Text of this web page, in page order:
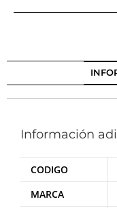
Información
CODIGO
MARCA